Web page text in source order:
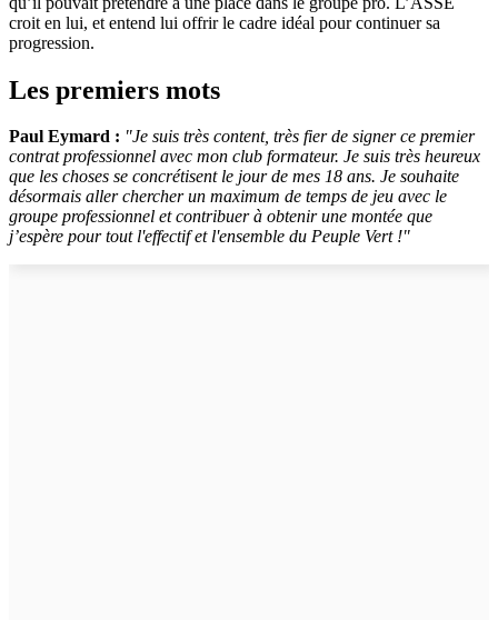
croit en lui, et entend lui offrir le cadre idéal pour continuer sa
progression.
Les premiers mots
Paul Eymard : "Je suis très content, très fier de signer ce premier
contrat professionnel avec mon club formateur. Je suis très heureux
que les choses se concrétisent le jour de mes 18 ans. Je souhaite
désormais aller chercher un maximum de temps de jeu avec le
groupe professionnel et contribuer à obtenir une montée que
j’espère pour tout l'effectif et l'ensemble du Peuple Vert !"